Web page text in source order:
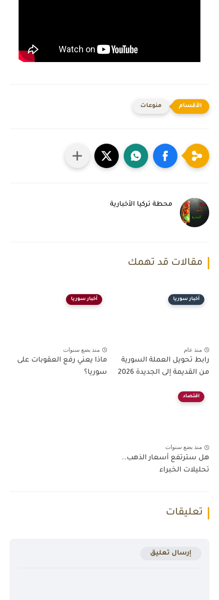
منوعات
محطة تركيا الأخبارية
مقالات قد تهمك
أخبار سوريا
منذ عام
رابط تحويل العملة السورية
من القديمة إلى الجديدة 2026
أخبار سوريا
منذ بضع سنوات
ماذا يعني رفع العقوبات على
سوريا؟
اقتصاد
منذ بضع سنوات
هل سترتفع أسعار الذهب..
تحليلات الخبراء
تعليقات
إرسال تعليق